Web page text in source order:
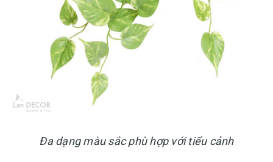
Đa dạng màu sắc phù hợp với tiểu cảnh